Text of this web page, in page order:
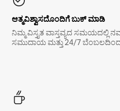
ಆತ್ಮವಿಶ್ವಾಸದೊಂದಿಗೆ ಬುಕ್ ಮಾಡಿ
ನಿಮ್ಮ ವಿಸ್ತೃತ ವಾಸ್ತವ್ಯದ ಸಮಯದಲ್ಲಿ
ಸಮುದಾಯ ಮತ್ತು 24/7